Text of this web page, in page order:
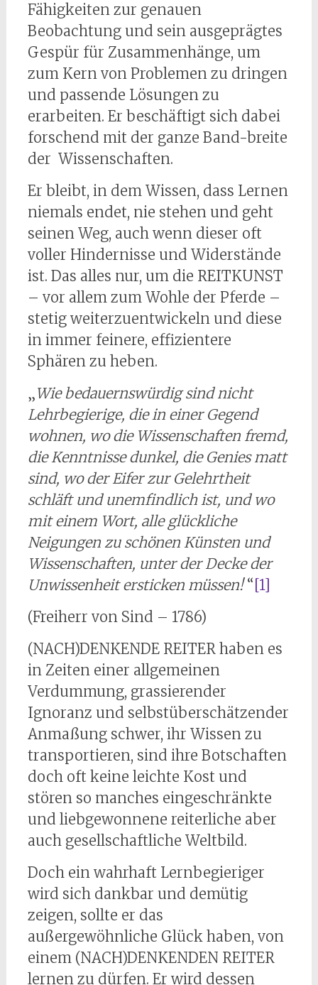
Fähigkeiten zur genauen
Beobachtung und sein ausgeprägtes
Gespür für Zusammenhänge, um
zum Kern von Problemen zu dringen
und passende Lösungen zu
erarbeiten. Er beschäftigt sich dabei
forschend mit der ganze Band-breite
der Wissenschaften.
Er bleibt, in dem Wissen, dass Lernen
niemals endet, nie stehen und geht
seinen Weg, auch wenn dieser oft
voller Hindernisse und Widerstände
ist. Das alles nur, um die REITKUNST
– vor allem zum Wohle der Pferde –
stetig weiterzuentwickeln und diese
in immer feinere, effizientere
Sphären zu heben.
„Wie bedauernswürdig sind nicht
Lehrbegierige, die in einer Gegend
wohnen, wo die Wissenschaften fremd,
die Kenntnisse dunkel, die Genies matt
sind, wo der Eifer zur Gelehrtheit
schläft und unemfindlich ist, und wo
mit einem Wort, alle glückliche
Neigungen zu schönen Künsten und
Wissenschaften, unter der Decke der
Unwissenheit ersticken müssen!“[1]
(Freiherr von Sind – 1786)
(NACH)DENKENDE REITER haben es
in Zeiten einer allgemeinen
Verdummung, grassierender
Ignoranz und selbstüberschätzender
Anmaßung schwer, ihr Wissen zu
transportieren, sind ihre Botschaften
doch oft keine leichte Kost und
stören so manches eingeschränkte
und liebgewonnene reiterliche aber
auch gesellschaftliche Weltbild.
Doch ein wahrhaft Lernbegieriger
wird sich dankbar und demütig
zeigen, sollte er das
außergewöhnliche Glück haben, von
einem (NACH)DENKENDEN REITER
lernen zu dürfen. Er wird dessen